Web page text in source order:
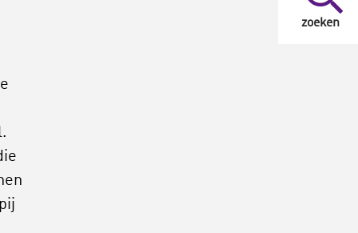
zoeken